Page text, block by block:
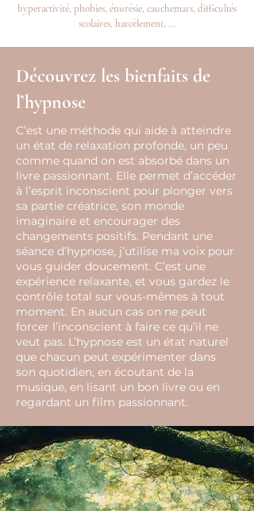
hyperactivité, phobies, énurésie, cauchemars, difficultés
scolaires, harcèlement, …
Découvrez les bienfaits de
l’hypnose
C’est une méthode qui aide à atteindre
un état de relaxation profonde, un peu
comme quand on est absorbé dans un
livre passionnant. Elle permet d’accéder
à l’esprit inconscient pour plonger vers
sa partie créatrice, son monde
imaginaire et encourager des
changements positifs. Pendant une
séance d’hypnose, j’utilise ma voix pour
vous guider doucement. C’est une
expérience relaxante, et vous gardez le
contrôle total sur vous-mêmes à tout
moment. En aucun cas on ne peut
forcer l’inconscient à faire ce qu’il ne
veut pas. L’hypnose est un état naturel
que chacun peut expérimenter dans
son quotidien, en écoutant de la
musique, en lisant un bon livre ou en
regardant un film passionnant.